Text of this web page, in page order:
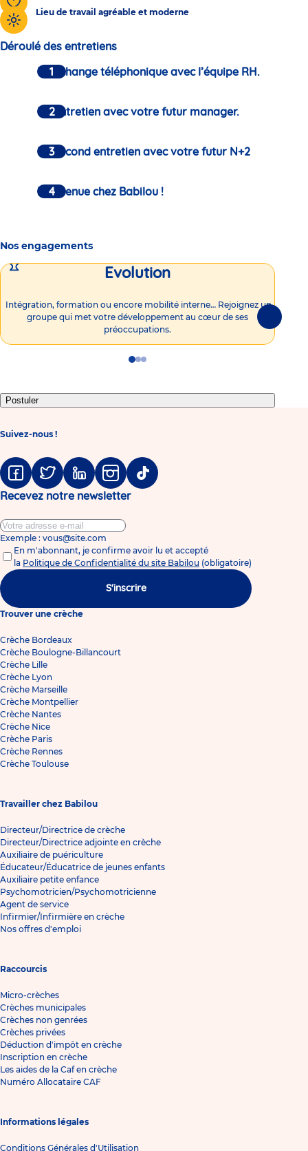
Lieu de travail agréable et moderne
Déroulé des entretiens
Un échange téléphonique avec l’équipe RH.
Un entretien avec votre futur manager.
Un second entretien avec votre futur N+2
Bienvenue chez Babilou !
Nos engagements
Evolution
Intégration, formation ou encore mobilité interne… Rejoignez un
groupe qui met votre développement au cœur de ses
préoccupations.
Go
1
Go
2
Go
3
Postuler
Suivez-nous !
FacebookTwitter LinkedinInstagramTiktok
Recevez notre newsletter
Exemple : vous@site.com
En m'abonnant, je confirme avoir lu et accepté
la Politique de Confidentialité du site Babilou (obligatoire)
S'inscrire
Trouver une crèche
Crèche Bordeaux
Crèche Boulogne-Billancourt
Crèche Lille
Crèche Lyon
Crèche Marseille
Crèche Montpellier
Crèche Nantes
Crèche Nice
Crèche Paris
Crèche Rennes
Crèche Toulouse
Travailler chez Babilou
Directeur/Directrice de crèche
Directeur/Directrice adjointe en crèche
Auxiliaire de puériculture
Éducateur/Éducatrice de jeunes enfants
Auxiliaire petite enfance
Psychomotricien/Psychomotricienne
Agent de service
Infirmier/Infirmière en crèche
Nos offres d'emploi
Raccourcis
Micro-crèches
Crèches municipales
Crèches non genrées
Crèches privées
Déduction d'impôt en crèche
Inscription en crèche
Les aides de la Caf en crèche
Numéro Allocataire CAF
Informations légales
Conditions Générales d'Utilisation